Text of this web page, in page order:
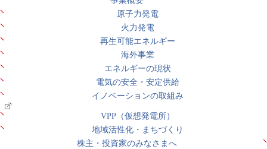
原子力発電
火力発電
再生可能エネルギー
海外事業
エネルギーの現状
電気の安全・安定供給
イノベーションの取組み
VPP（仮想発電所）
地域活性化・まちづくり
株主・投資家のみなさまへ